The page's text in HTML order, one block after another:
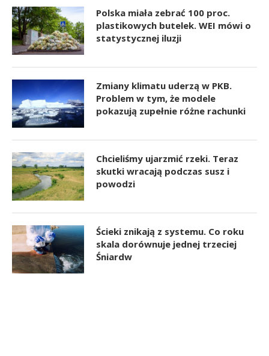
Polska miała zebrać 100 proc.
plastikowych butelek. WEI mówi o
statystycznej iluzji
Zmiany klimatu uderzą w PKB.
Problem w tym, że modele
pokazują zupełnie różne rachunki
Chcieliśmy ujarzmić rzeki. Teraz
skutki wracają podczas susz i
powodzi
Ścieki znikają z systemu. Co roku
skala dorównuje jednej trzeciej
Śniardw